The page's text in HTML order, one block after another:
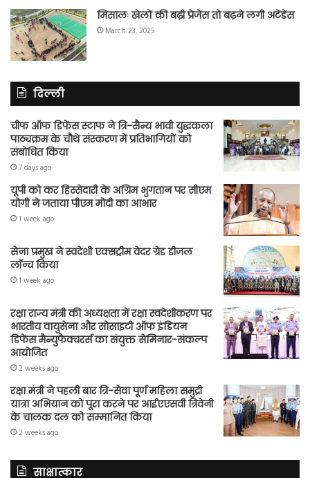
मिसालः खेलों की बढ़ी प्रेजेंस तो बढ़ने लगी अटेंडेंस
March 23, 2025
दिल्ली
चीफ ऑफ डिफेंस स्टाफ ने त्रि-सैन्य भावी युद्धकला
पाठ्यक्रम के चौथे संस्करण में प्रतिभागियों को
संबोधित किया
7 days ago
यूपी को कर हिस्सेदारी के अग्रिम भुगतान पर सीएम
योगी ने जताया पीएम मोदी का आभार
1 week ago
सेना प्रमुख ने स्वदेशी एक्सट्रीम वेदर ग्रेड डीजल
लॉन्च किया
1 week ago
रक्षा राज्य मंत्री की अध्यक्षता में रक्षा स्वदेशीकरण पर
भारतीय वायुसेना और सोसाइटी ऑफ इंडियन
डिफेंस मैन्युफैक्चरर्स का संयुक्त सेमिनार-संकल्प
आयोजित
2 weeks ago
रक्षा मंत्री ने पहली बार त्रि-सेवा पूर्ण महिला समुद्री
यात्रा अभियान को पूरा करने पर आईएएसवी त्रिवेनी
के चालक दल को सम्मानित किया
2 weeks ago
साक्षात्कार